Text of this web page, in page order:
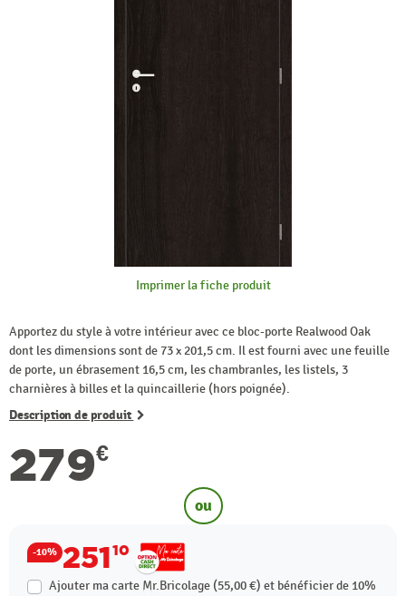
Imprimer la fiche produit
Apportez du style à votre intérieur avec ce bloc-porte Realwood Oak
dont les dimensions sont de 73 x 201,5 cm. Il est fourni avec une feuille
de porte, un ébrasement 16,5 cm, les chambranles, les listels, 3
charnières à billes et la quincaillerie (hors poignée).
Description de produit
279€
ou
-10% 25110
Ajouter ma carte Mr.Bricolage (55,00 €) et bénéficier de 10%